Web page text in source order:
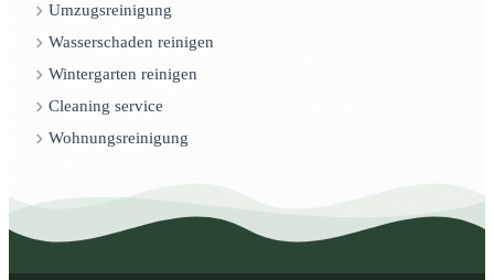
Umzugsreinigung
Wasserschaden reinigen
Wintergarten reinigen
Cleaning service
Wohnungsreinigung